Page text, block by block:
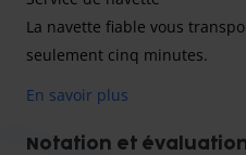
La navette fiable vous
seulement cinq minutes.
Parkhof Hahn est une option
En savoir plus
Notation et